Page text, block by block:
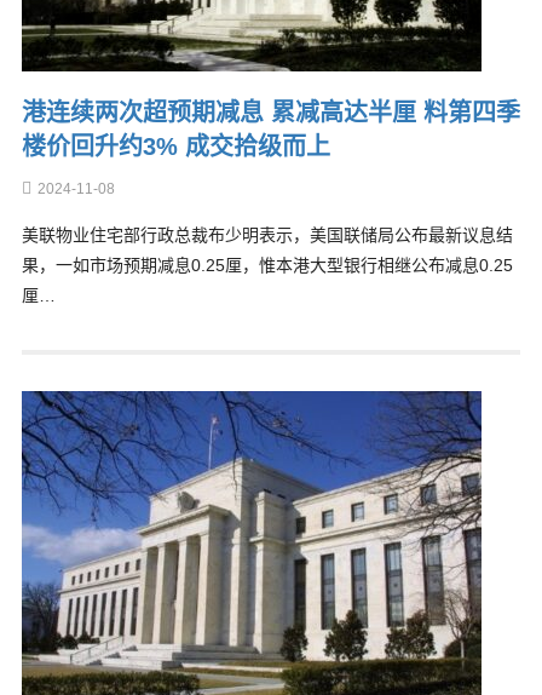
港连续两次超预期减息 累减高达半厘 料第四季
楼价回升约3% 成交拾级而上
2024-11-08
美联物业住宅部行政总裁布少明表示，美国联储局公布最新议息结
果，一如市场预期减息0.25厘，惟本港大型银行相继公布减息0.25
厘…